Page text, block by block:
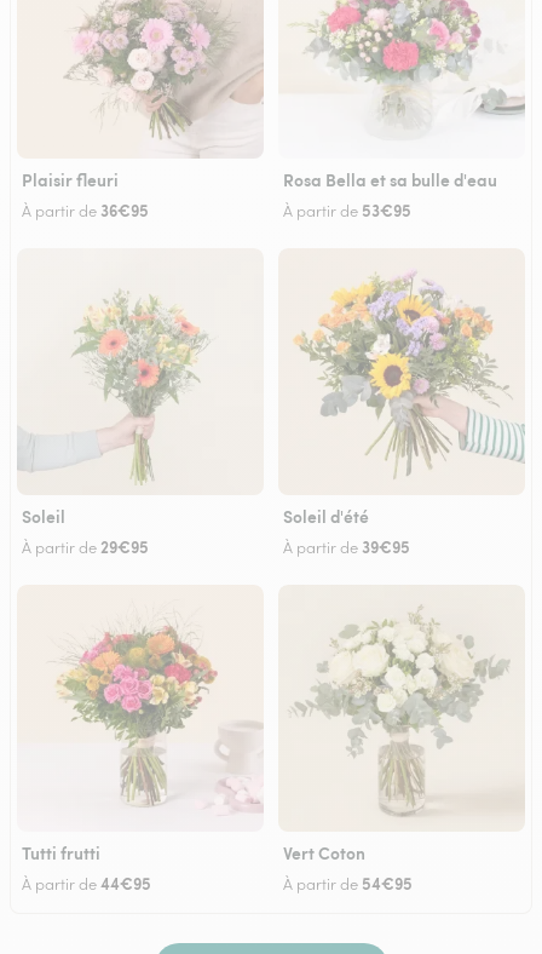
Plaisir fleuri
À partir de 36€95
Rosa Bella et sa bulle d'eau
À partir de 53€95
Soleil
À partir de 29€95
Soleil d'été
À partir de 39€95
Tutti frutti
À partir de44€95
Vert Coton
À partir de 54€95